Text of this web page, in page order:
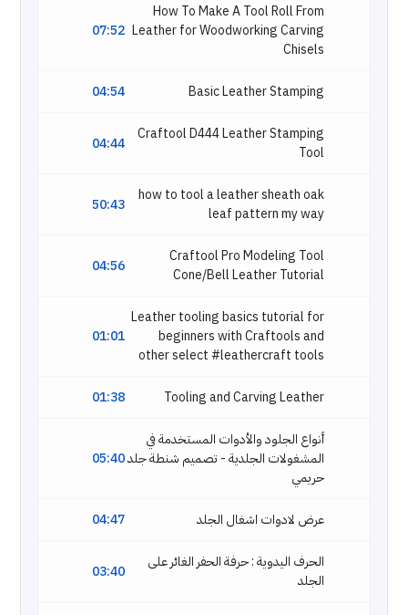
07:52
How To Make A Tool Roll From
Leather for Woodworking Carving
Chisels
04:54 Basic Leather Stamping
04:44
Craftool D444 Leather Stamping
Tool
50:43
how to tool a leather sheath oak
leaf pattern my way
04:56
Craftool Pro Modeling Tool
Cone/Bell Leather Tutorial
01:01
Leather tooling basics tutorial for
beginners with Craftools and
other select #leathercraft tools
01:38 Tooling and Carving Leather
05:40
أنواع الجلود والأدوات المستخدمة في
المشغولات الجلدية - تصميم شنطة جلد
حريمي
04:47 عرض لادوات اشغال الجلد
03:40
الحرف اليدوية : حرفة الحفر الغائر على
الجلد